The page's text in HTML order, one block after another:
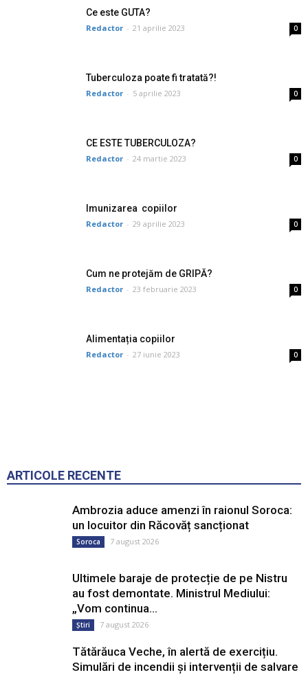
Ce este GUTA?
Redactor - 21 aprilie 2023 0
Tuberculoza poate fi tratată?!
Redactor - 5 aprilie 2023 0
CE ESTE TUBERCULOZA?
Redactor - 24 martie 2023 0
Imunizarea copiilor
Redactor - 29 aprilie 2023 0
Cum ne protejăm de GRIPĂ?
Redactor - 23 februarie 2023 0
Alimentația copiilor
Redactor - 27 iunie 2023 0
ARTICOLE RECENTE
Ambrozia aduce amenzi în raionul Soroca:
un locuitor din Răcovăț sancționat
Soroca 7 august 2026
Ultimele baraje de protecție de pe Nistru
au fost demontate. Ministrul Mediului:
„Vom continua...
Știri 7 august 2026
Tătărăuca Veche, în alertă de exercițiu.
Simulări de incendii și intervenții de salvare